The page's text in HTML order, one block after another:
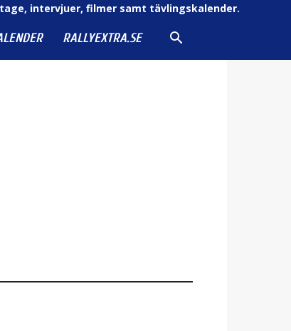
intervjuer, filmer samt tävlingskalender.
RALLYEXTRA.SE